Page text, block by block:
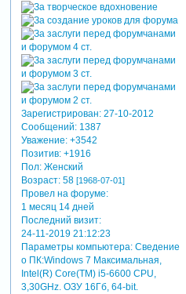
Зарегистрирован: 27-10-2012
Сообщений:1387
Уважение: +3542
Позитив: +1916
Пол:Женский
Возраст:58 [1968-07-01]
Провел на форуме:
1 месяц 14 дней
Последний визит:
24-11-2019 21:12:23
Параметры компьютера:Сведение
о ПК:Windows 7 Максимальная,
Intel(R) Core(TM) i5-6600 CPU,
3,30GHz. ОЗУ 16Гб, 64-bit.